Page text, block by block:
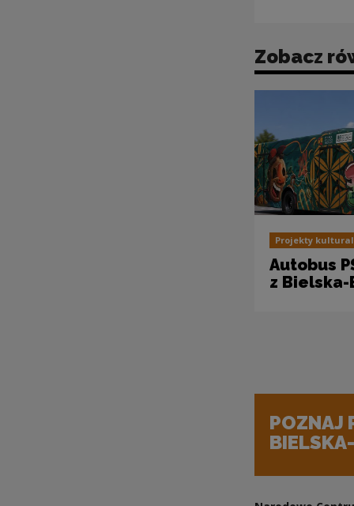
Zobacz
Projekty
Autobus
z Bielska-
POZNAJ